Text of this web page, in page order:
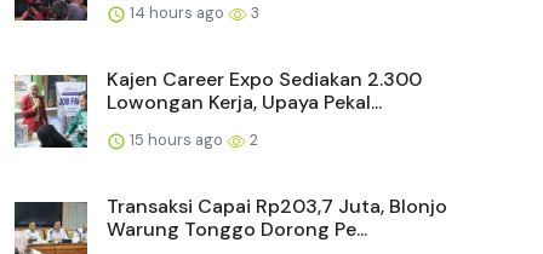
14 hours ago 3
Kajen Career Expo Sediakan 2.300
Lowongan Kerja, Upaya Pekal...
15 hours ago 2
Transaksi Capai Rp203,7 Juta, Blonjo
Warung Tonggo Dorong Pe...